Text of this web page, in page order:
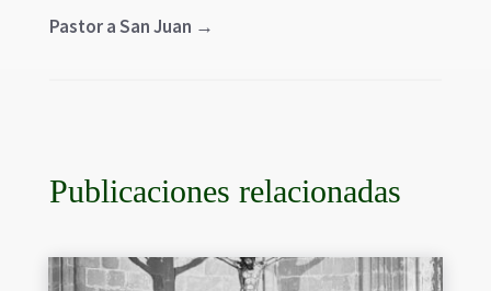
Pastor a San Juan →
Publicaciones relacionadas